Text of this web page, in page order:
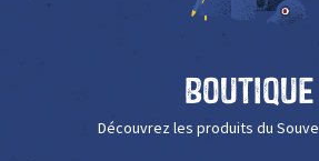
Boutique
Découvrez les produits du